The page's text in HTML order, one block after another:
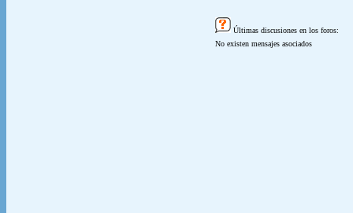
Últimas discusiones en los foros:
No existen mensajes asociados